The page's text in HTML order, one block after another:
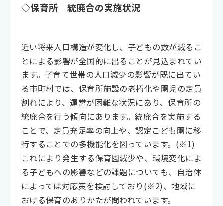
◇保育所 統廃合の実施状況
近い将来人口構造が変化し、子どもの数が減るこ
とによる影響が全国的に出ることが見込まれてい
ます。子育て世帯の人口減少の影響が既に出てい
る市町村では、保育所施設の老朽化や園児の定員
割れにより、運営が困難な状況にあり、保育所の
統廃合を行う傾向にあります。統廃合を実施する
ことで、定員充足率の向上や、認定こども園に移
行することでの多機能化を図っています。(※1)
これにより発生する保育園減少や、環境変化によ
る子どもへの影響などの課題についても、自治体
によっては対応策を検討しており(※2)、地域に
おける保育のありかたが問われています。